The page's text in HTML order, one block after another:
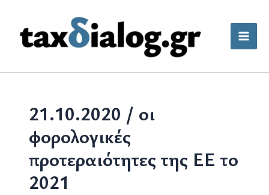
περιεχόμενο
21.10.2020 / οι
φορολογικές
προτεραιότητες της ΕΕ το
2021